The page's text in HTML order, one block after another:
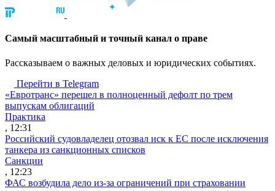
Cамый масштабный и точный канал о праве
Рассказываем о важных деловых и юридических событиях.
Перейти в Telegram
«Евротранс» перешел в полноценный дефолт по трем
выпускам облигаций
Практика
, 12:31
Российский судовладелец отозвал иск к ЕС после исключения
танкера из санкционных списков
Санкции
, 12:23
ФАС возбудила дело из-за ограничений при страховании